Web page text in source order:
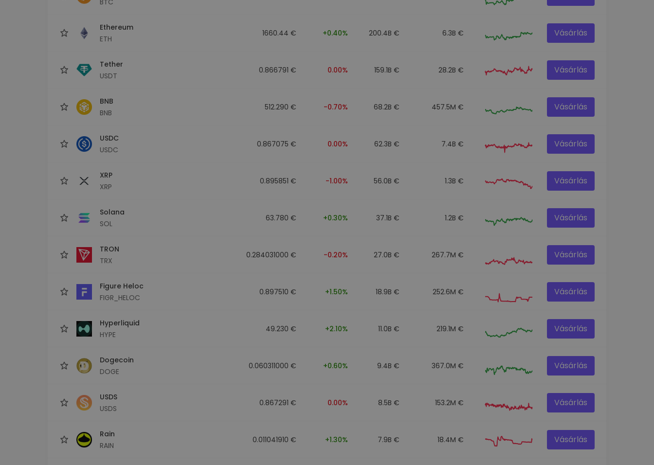
Ethereum
ETH
1660.44 € +0.40% 200.4B € 6.3B € Vásárlás
Tether
USDT
0.866791 € 0.00% 159.1B € 28.2B € Vásárlás
BNB
BNB
512.290 € -0.70% 68.2B € 457.5M € Vásárlás
USDC
USDC
0.867075 € 0.00% 62.3B € 7.4B € Vásárlás
XRP
XRP
0.895851 € -1.00% 56.0B € 1.3B € Vásárlás
Solana
SOL
63.780 € +0.30% 37.1B € 1.2B € Vásárlás
TRON
TRX
0.284031000 € -0.20% 27.0B € 267.7M € Vásárlás
Figure Heloc
FIGR_HELOC
0.897510 € +1.50% 18.9B € 252.6M € Vásárlás
Hyperliquid
HYPE
49.230 € +2.10% 11.0B € 219.1M € Vásárlás
Dogecoin
DOGE
0.060311000 € +0.60% 9.4B € 367.0M € Vásárlás
USDS
USDS
0.867291 € 0.00% 8.5B € 153.2M € Vásárlás
Rain
RAIN
0.011041910 € +1.30% 7.9B € 18.4M € Vásárlás